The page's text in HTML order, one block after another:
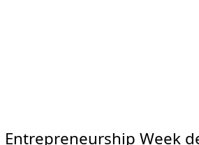
Entrepreneurship Week